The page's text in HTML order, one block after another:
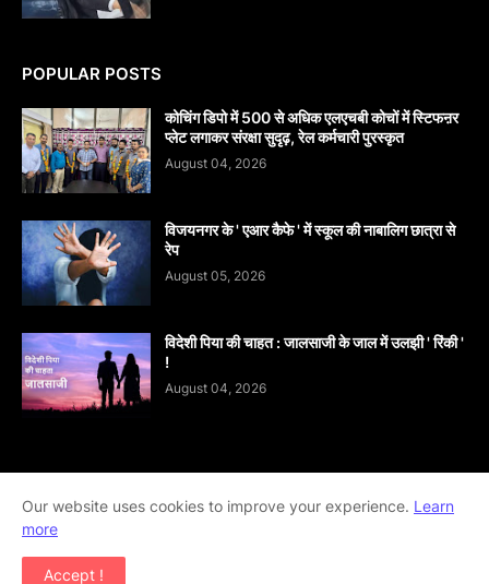
POPULAR POSTS
कोचिंग डिपो में 500 से अधिक एलएचबी कोचों में स्टिफऩर
प्लेट लगाकर संरक्षा सुदृढ़, रेल कर्मचारी पुरस्कृत
August 04, 2026
विजयनगर के ' एआर कैफे ' में स्कूल की नाबालिग छात्रा से
रेप
August 05, 2026
विदेशी पिया की चाहत : जालसाजी के जाल में उलझी ' रिंकी '
!
August 04, 2026
Home About contact-us
Disclaimer
Our website uses cookies to improve your experience. Learn
more
Accept !